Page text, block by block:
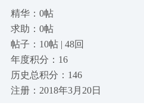
精华：0帖
求助：0帖
帖子：10帖 | 48回
年度积分：16
历史总积分：146
注册：2018年3月20日